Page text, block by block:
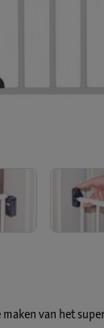
van het